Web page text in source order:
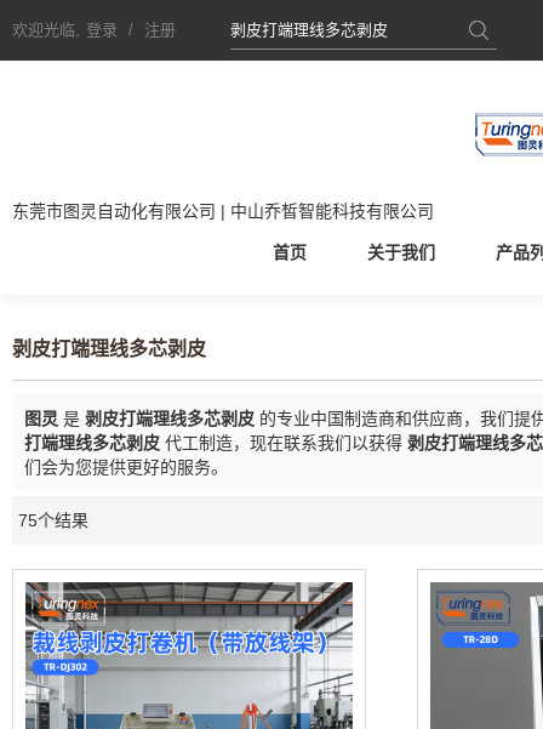
欢迎光临, 登录 / 注册
东莞市图灵自动化有限公司 | 中山乔皙智能科技有限公司
首页 关于我们 产品
剥皮打端理线多芯剥皮
图灵 是 剥皮打端理线多芯剥皮 的专业中国制造商和供应商，我们提
打端理线多芯剥皮 代工制造，现在联系我们以获得 剥皮打端理线多
们会为您提供更好的服务。
75个结果